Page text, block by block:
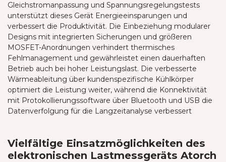
Gleichstromanpassung und Spannungsregelungstests
unterstützt dieses Gerät Energieeinsparungen und
verbessert die Produktivität. Die Einbeziehung modularer
Designs mit integrierten Sicherungen und größeren
MOSFET-Anordnungen verhindert thermisches
Fehlmanagement und gewährleistet einen dauerhaften
Betrieb auch bei hoher Leistungslast. Die verbesserte
Wärmeableitung über kundenspezifische Kühlkörper
optimiert die Leistung weiter, während die Konnektivität
mit Protokollierungssoftware über Bluetooth und USB die
Datenverfolgung für die Langzeitanalyse verbessert
Vielfältige Einsatzmöglichkeiten des
elektronischen Lastmessgeräts Atorch